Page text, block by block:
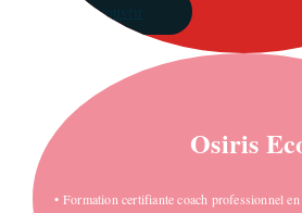
Découvrir
Osiris
• Formation certifiante coach professionnel